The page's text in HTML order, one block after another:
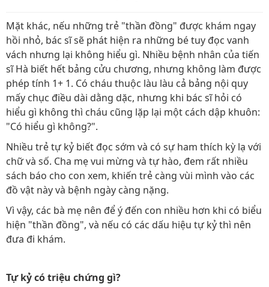
Mặt khác, nếu những trẻ "thần đồng" được khám ngay
hồi nhỏ, bác sĩ sẽ phát hiện ra những bé tuy đọc vanh
vách nhưng lại không hiểu gì. Nhiều bệnh nhân của tiến
sĩ Hà biết hết bảng cửu chương, nhưng không làm được
phép tính 1+ 1. Có cháu thuộc làu làu cả bảng nội quy
mấy chục điều dài dằng dặc, nhưng khi bác sĩ hỏi có
hiểu gì không thì cháu cũng lặp lại một cách dập khuôn:
"Có hiểu gì không?".
Nhiều trẻ tự kỷ biết đọc sớm và có sự ham thích kỳ lạ với
chữ và số. Cha mẹ vui mừng và tự hào, đem rất nhiều
sách báo cho con xem, khiến trẻ càng vùi mình vào các
đồ vật này và bệnh ngày càng nặng.
Vì vậy, các bà mẹ nên để ý đến con nhiều hơn khi có biểu
hiện "thần đồng", và nếu có các dấu hiệu tự kỷ thì nên
đưa đi khám.
Tự kỷ có triệu chứng gì?